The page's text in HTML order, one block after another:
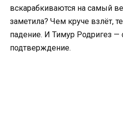
вскарабкиваются на самый
заметила? Чем круче взлёт,
падение. И Тимур Родригез —
подтверждение.